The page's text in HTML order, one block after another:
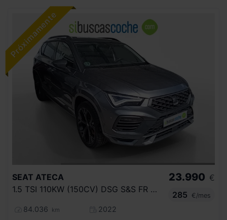
SEAT ATECA
1.5 TSI 110KW (150CV) DSG S&S FR GO
84.036 km 2022
23.990 €
285
€/mes